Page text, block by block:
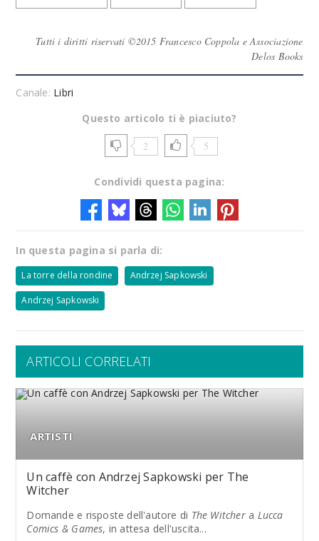
Tutti i diritti riservati ©2015 Francesco Coppola e Associazione
Delos Books
Canale: Libri
Questo articolo ti è piaciuto?
2 5
Condividi questa pagina:
In questa pagina si parla di:
La torre della rondine Andrzej Sapkowski
Andrzej Sapkowski
ARTICOLI CORRELATI
ARTISTI
Un caffè con Andrzej Sapkowski per The
Witcher
Domande e risposte dell'autore di The Witchera Lucca
Comics & Games, in attesa dell'uscita...